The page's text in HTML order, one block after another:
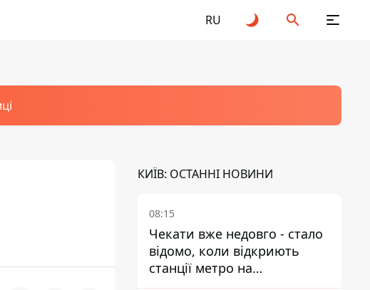
RU
КИЇВ: ОСТАННІ НОВИНИ
08:15
Чекати вже недовго - стало
відомо, коли відкриють
станції метро на
Виноградарі